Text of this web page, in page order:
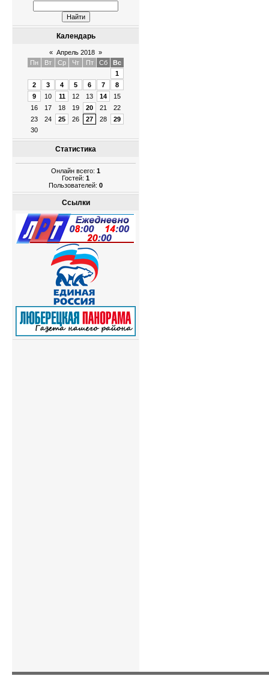
Календарь
« Апрель 2018 »
Пн
Вт Ср Чт Пт Сб
Вс
1
2
3 4 5 6 7
8
9
10 11 12 13 14
15
16
17 18 19 20 21
22
23
24 25 26 27 28
29
30
Статистика
Онлайн всего: 1
Гостей: 1
Пользователей: 0
Ссылки